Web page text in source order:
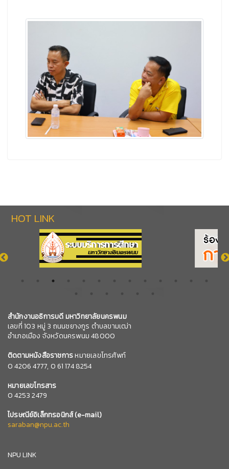
HOT LINK
สำนักงานอธิการบดี มหาวิทยาลัยนครพนม
เลขที่ 103 หมู่ 3 ถนนชยางกูร ตำบลขามเฒ่า
อำเภอเมือง จังหวัดนครพนม 48000
ติดตามหนังสือราชการหมายเลขโทรศัพท์
04206 4777, 0 61 174 8254
หมายเลขโทรสาร
0 4253 2479
ไปรษณีย์อิเล็กทรอนิกส์(e-mail)
saraban@npu.ac.th
NPU LINK